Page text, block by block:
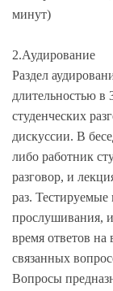
минут)
2.Аудирование
Раздел
длительностью в
студенческих
дискуссии. В
либо работник
разговор, и
раз. Тестируемые
прослушивания,
время ответов на
связанных
Вопросы